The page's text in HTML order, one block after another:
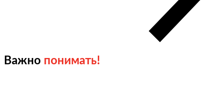
Важно понимать!